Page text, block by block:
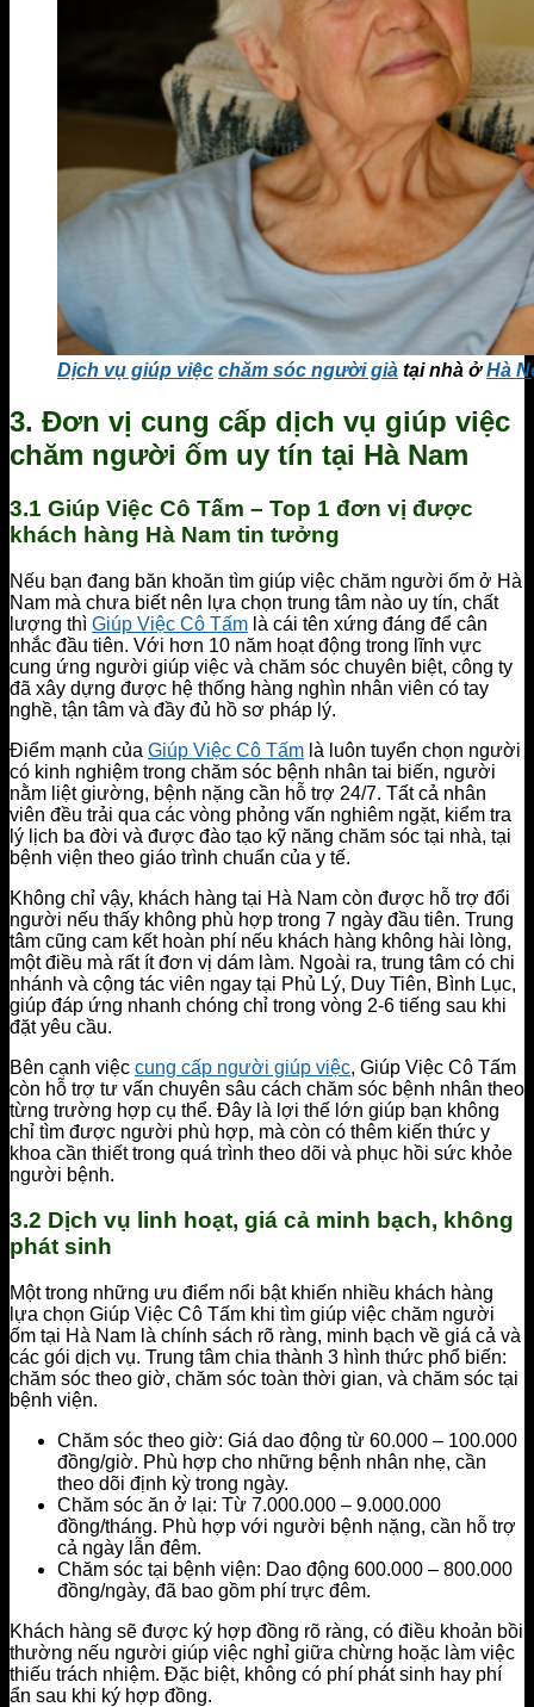
Dịch vụ giúp việc chăm sóc người già tại nhà ởHà
3. Đơn vị cung cấp dịch vụ giúp việc
chăm người ốm uy tín tại Hà Nam
3.1 Giúp Việc Cô Tấm – Top 1 đơn vị được
khách hàng Hà Nam tin tưởng
Nếu bạn đang băn khoăn tìm giúp việc chăm người ốm ở Hà
Nam mà chưa biết nên lựa chọn trung tâm nào uy tín, chất
lượng thì Giúp Việc Cô Tấm là cái tên xứng đáng để cân
nhắc đầu tiên. Với hơn 10 năm hoạt động trong lĩnh vực
cung ứng người giúp việc và chăm sóc chuyên biệt, công ty
đã xây dựng được hệ thống hàng nghìn nhân viên có tay
nghề, tận tâm và đầy đủ hồ sơ pháp lý.
Điểm mạnh của Giúp Việc Cô Tấm là luôn tuyển chọn người
có kinh nghiệm trong chăm sóc bệnh nhân tai biến, người
nằm liệt giường, bệnh nặng cần hỗ trợ 24/7. Tất cả nhân
viên đều trải qua các vòng phỏng vấn nghiêm ngặt, kiểm tra
lý lịch ba đời và được đào tạo kỹ năng chăm sóc tại nhà, tại
bệnh viện theo giáo trình chuẩn của y tế.
Không chỉ vậy, khách hàng tại Hà Nam còn được hỗ trợ đổi
người nếu thấy không phù hợp trong 7 ngày đầu tiên. Trung
tâm cũng cam kết hoàn phí nếu khách hàng không hài lòng,
một điều mà rất ít đơn vị dám làm. Ngoài ra, trung tâm có chi
nhánh và cộng tác viên ngay tại Phủ Lý, Duy Tiên, Bình Lục,
giúp đáp ứng nhanh chóng chỉ trong vòng 2-6 tiếng sau khi
đặt yêu cầu.
Bên cạnh việc cung cấp người giúp việc, Giúp Việc Cô Tấm
còn hỗ trợ tư vấn chuyên sâu cách chăm sóc bệnh nhân theo
từng trường hợp cụ thể. Đây là lợi thế lớn giúp bạn không
chỉ tìm được người phù hợp, mà còn có thêm kiến thức y
khoa cần thiết trong quá trình theo dõi và phục hồi sức khỏe
người bệnh.
3.2 Dịch vụ linh hoạt, giá cả minh bạch, không
phát sinh
Một trong những ưu điểm nổi bật khiến nhiều khách hàng
lựa chọn Giúp Việc Cô Tấm khi tìm giúp việc chăm người
ốm tại Hà Nam là chính sách rõ ràng, minh bạch về giá cả và
các gói dịch vụ. Trung tâm chia thành 3 hình thức phổ biến:
chăm sóc theo giờ, chăm sóc toàn thời gian, và chăm sóc tại
bệnh viện.
Chăm sóc theo giờ: Giá dao động từ 60.000 – 100.000
đồng/giờ. Phù hợp cho những bệnh nhân nhẹ, cần
theo dõi định kỳ trong ngày.
Chăm sóc ăn ở lại: Từ 7.000.000 – 9.000.000
đồng/tháng. Phù hợp với người bệnh nặng, cần hỗ trợ
cả ngày lẫn đêm.
Chăm sóc tại bệnh viện: Dao động 600.000 – 800.000
đồng/ngày, đã bao gồm phí trực đêm.
Khách hàng sẽ được ký hợp đồng rõ ràng, có điều khoản bồi
thường nếu người giúp việc nghỉ giữa chừng hoặc làm việc
thiếu trách nhiệm. Đặc biệt, không có phí phát sinh hay phí
ẩn sau khi ký hợp đồng.